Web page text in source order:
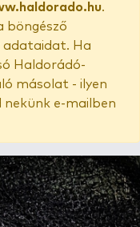
.
böngésző
adataidat. Ha
Haldorádó-
másolat - ilyen
nekünk e-mailben